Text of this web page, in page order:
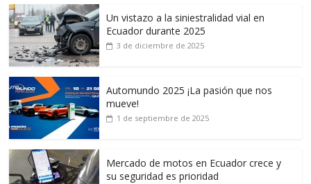
Un vistazo a la siniestralidad vial en
Ecuador durante 2025
3 de diciembre de 2025
Automundo 2025 ¡La pasión que nos
mueve!
1 de septiembre de 2025
Mercado de motos en Ecuador crece y
su seguridad es prioridad